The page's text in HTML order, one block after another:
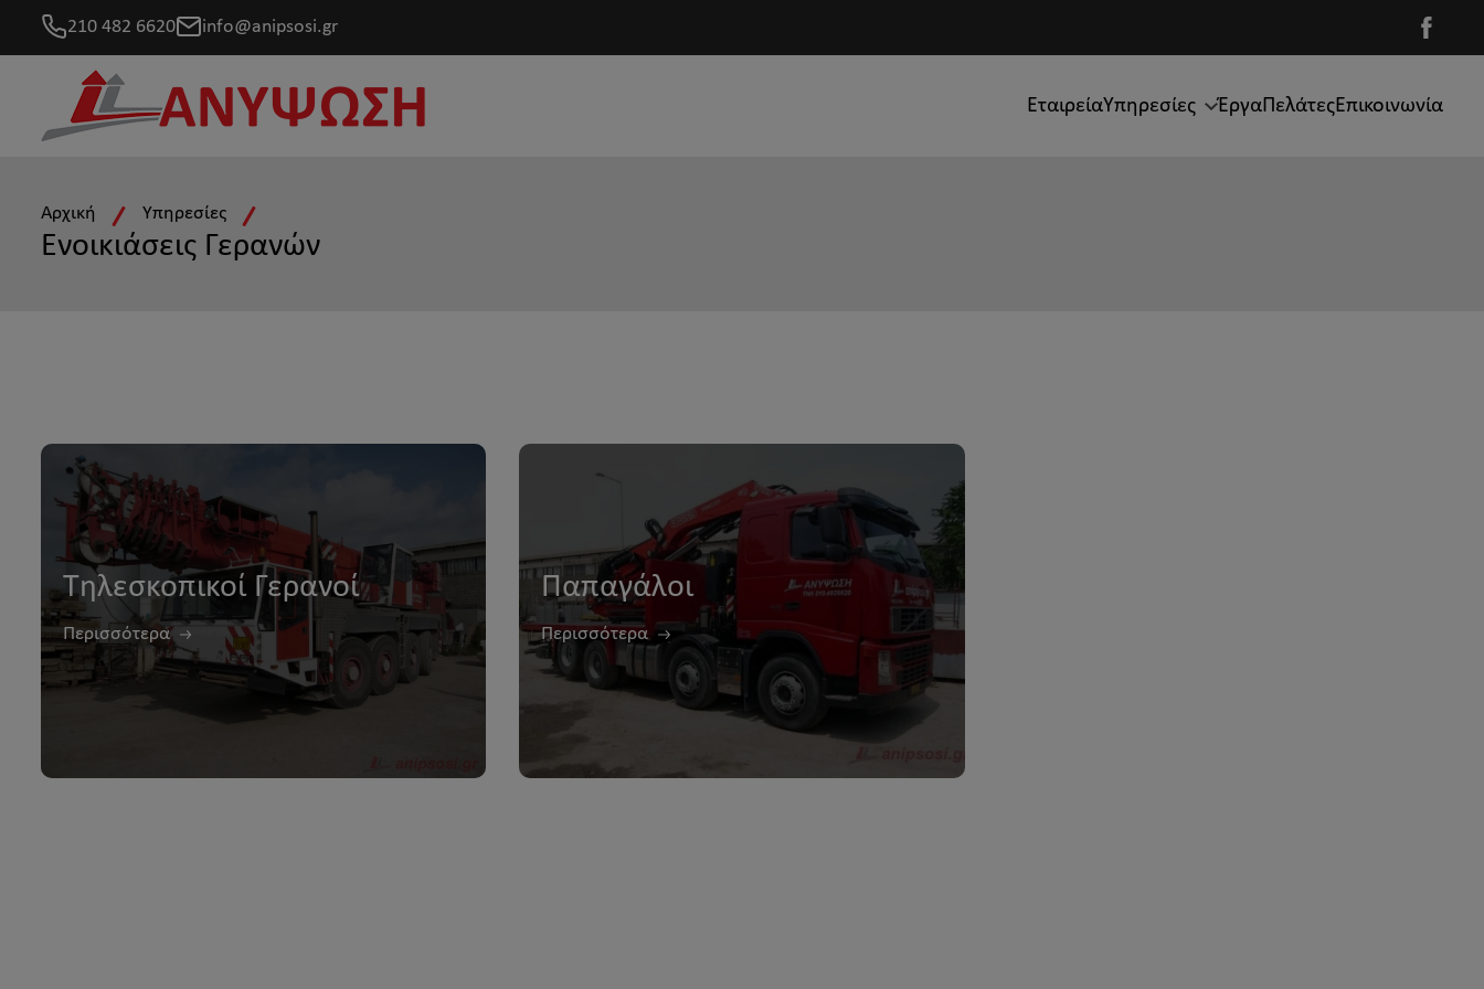
210 482 6620 info@anipsosi.gr
ΕταιρείαΥπηρεσίες ΈργαΠελάτεςΕπικοινωνία
Αρχική Υπηρεσίες
Ενοικιάσεις Γερανών
Τηλεσκοπικοί Γερανοί
Περισσότερα
Παπαγάλοι
Περισσότερα